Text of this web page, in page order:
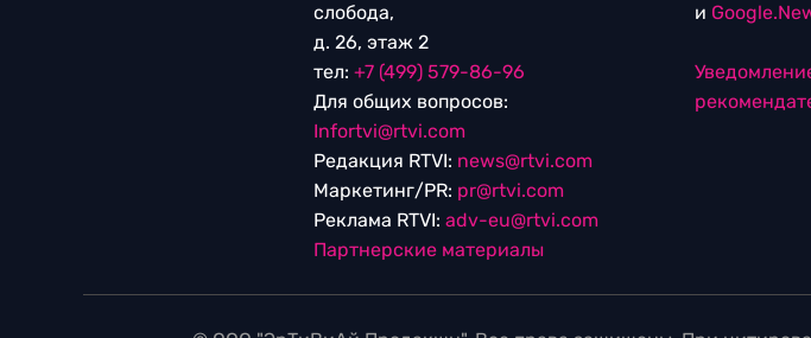
слобода,
д. 26, этаж 2
тел: +7 (499) 579-86-96
Для общих вопросов:
Infortvi@rtvi.com
Редакция RTVI: news@rtvi.com
Маркетинг/PR: pr@rtvi.com
Реклама RTVI: adv-eu@rtvi.com
Партнерские материалы
и